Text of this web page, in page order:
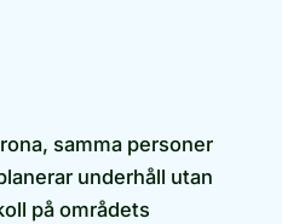
samma personer
underhåll utan
på områdets